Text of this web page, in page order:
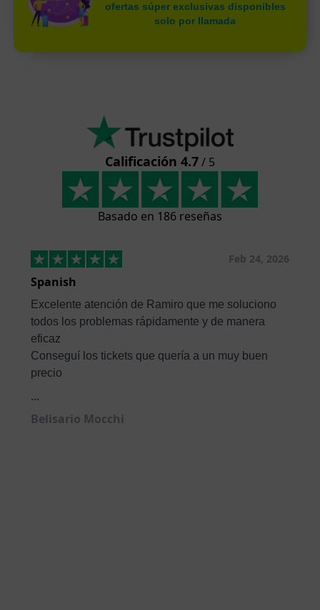
ofertas súper exclusivas disponibles
solo por llamada
Calificación 4.7/ 5
Basado en 186 reseñas
Feb 24, 2026
Spanish
Excelente atención de Ramiro que me soluciono
todos los problemas rápidamente y de manera
eficaz
Conseguí los tickets que quería a un muy buen
precio
...
Belisario Mocchi